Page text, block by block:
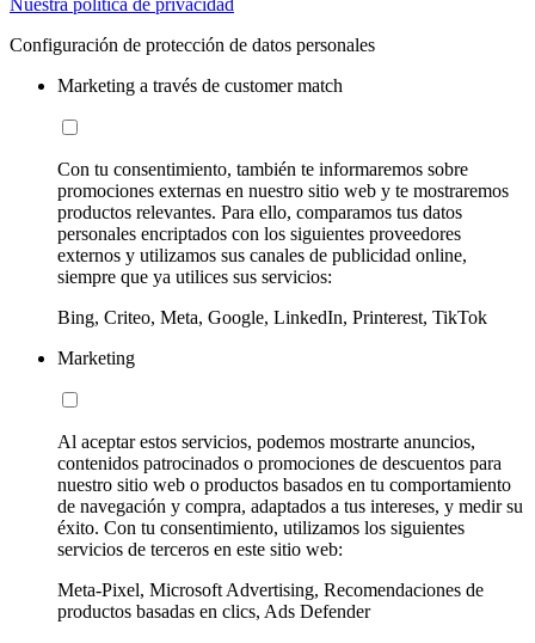
Nuestra política de privacidad
Configuración de protección de datos personales
Marketing a través de customer match
Con tu consentimiento, también te informaremos sobre
promociones externas en nuestro sitio web y te mostraremos
productos relevantes. Para ello, comparamos tus datos
personales encriptados con los siguientes proveedores
externos y utilizamos sus canales de publicidad online,
siempre que ya utilices sus servicios:
Bing, Criteo, Meta, Google, LinkedIn, Printerest, TikTok
Marketing
Al aceptar estos servicios, podemos mostrarte anuncios,
contenidos patrocinados o promociones de descuentos para
nuestro sitio web o productos basados en tu comportamiento
de navegación y compra, adaptados a tus intereses, y medir su
éxito. Con tu consentimiento, utilizamos los siguientes
servicios de terceros en este sitio web:
Meta-Pixel, Microsoft Advertising, Recomendaciones de
productos basadas en clics, Ads Defender